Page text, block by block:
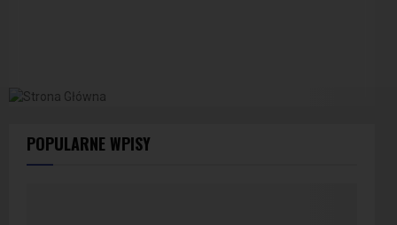
POPULARNE WPISY